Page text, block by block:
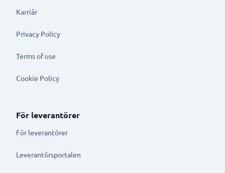
Karriär
Privacy Policy
Terms of use
Cookie Policy
För leverantörer
För leverantörer
Leverantörsportalen